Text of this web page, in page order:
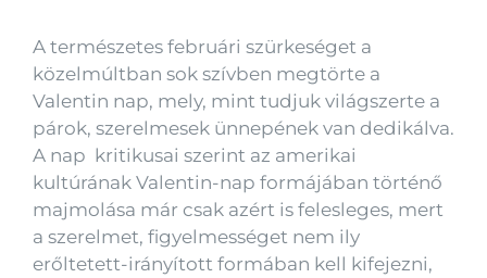
A természetes februári szürkeséget a
közelmúltban sok szívben megtörte a
Valentin nap, mely, mint tudjuk világszerte a
párok, szerelmesek ünnepének van dedikálva.
A nap kritikusai szerint az amerikai
kultúrának Valentin-nap formájában történő
majmolása már csak azért is felesleges, mert
a szerelmet, figyelmességet nem ily
erőltetett-irányított formában kell kifejezni,